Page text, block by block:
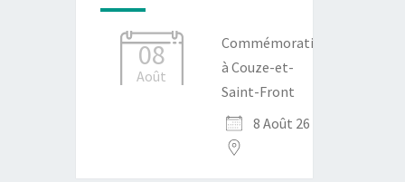
08
Août
Commémoration
à Couze-et-
Saint-Front
8 Août 26